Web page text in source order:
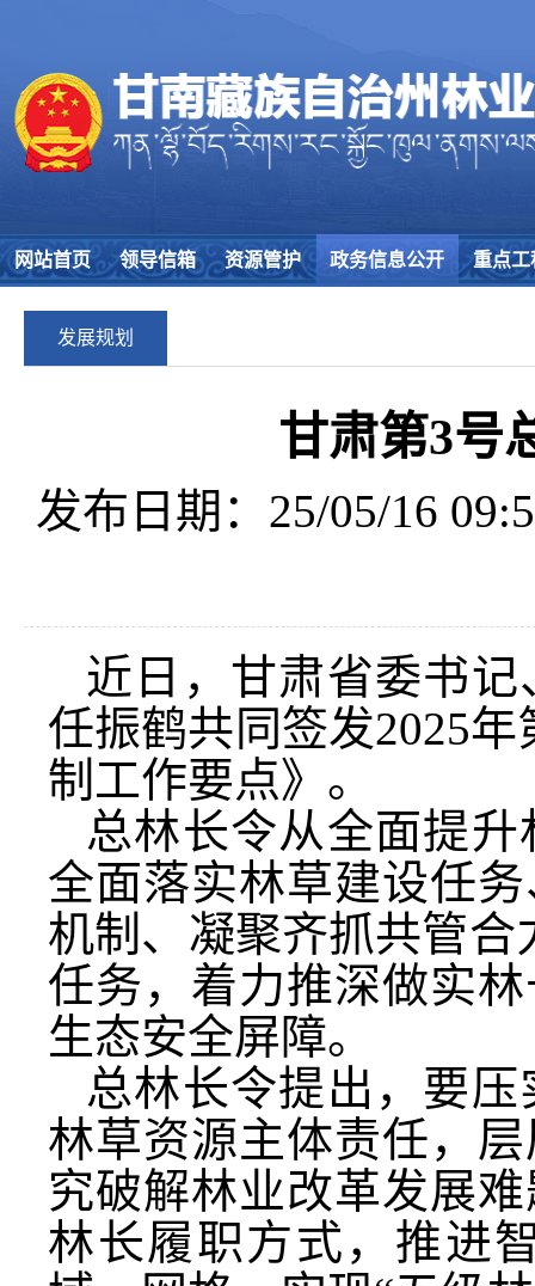
网站首页 领导信箱 资源管护 政务信息公开 重点工
发展规划
甘肃第3号
发布日期：25/05/16
近日，甘肃省委书
任振鹤共同签发2025
制工作要点》。
总林长令从全面提
全面落实林草建设任
机制、凝聚齐抓共管合
任务，着力推深做实
生态安全屏障。
总林长令提出，要
林草资源主体责任，
究破解林业改革发展
林长履职方式，推进